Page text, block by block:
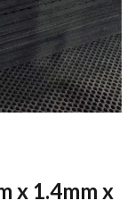
x 1.4mm x